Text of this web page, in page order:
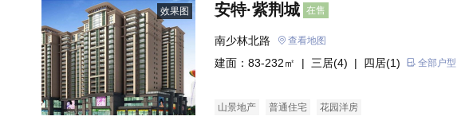
效果图 安特·紫荆城 在售
南少林北路 查看地图
建面：83-232㎡ | 三居(4) | 四居(1) 全部户型
山景地产 普通住宅 花园洋房